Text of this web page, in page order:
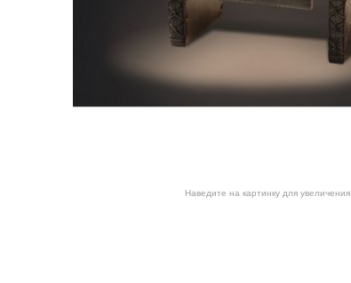
Наведите на картинку для увеличения